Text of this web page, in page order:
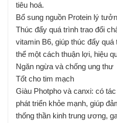
tiêu hoá.
Bổ sung nguồn Protein lý
Thúc đẩy quá trình trao đổi
vitamin B6, giúp thúc đẩy
thể một cách thuận lợi, hiệu
Ngăn ngừa và chống ung thư
Tốt cho tim mạch
Giàu Photpho và canxi: có
phát triển khỏe mạnh, giúp
thống thần kinh trung ương,